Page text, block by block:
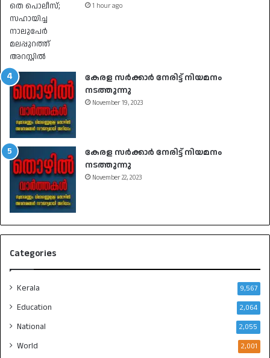
1 hour ago
കേരള സർക്കാർ നേരിട്ട് നിയമനം
നടത്തുന്നു
November 19, 2023
കേരള സർക്കാർ നേരിട്ട് നിയമനം
നടത്തുന്നു
November 22, 2023
Categories
Kerala 9,567
Education 2,064
National 2,055
World 2,001